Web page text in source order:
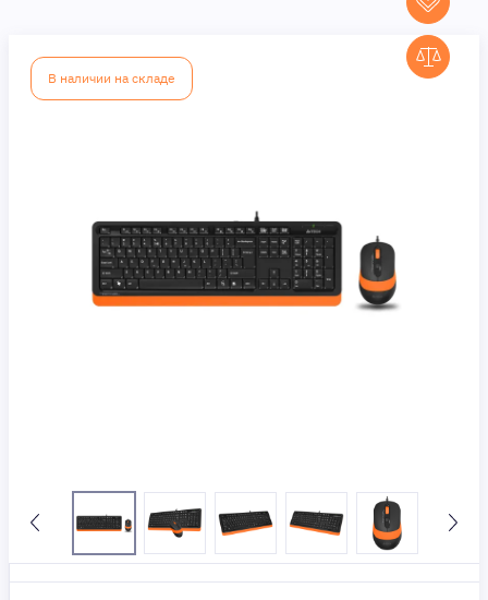
В наличии на складе